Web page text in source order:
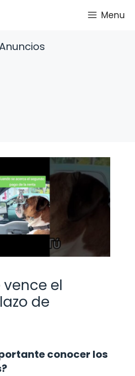
Menu
el
de
conocer los